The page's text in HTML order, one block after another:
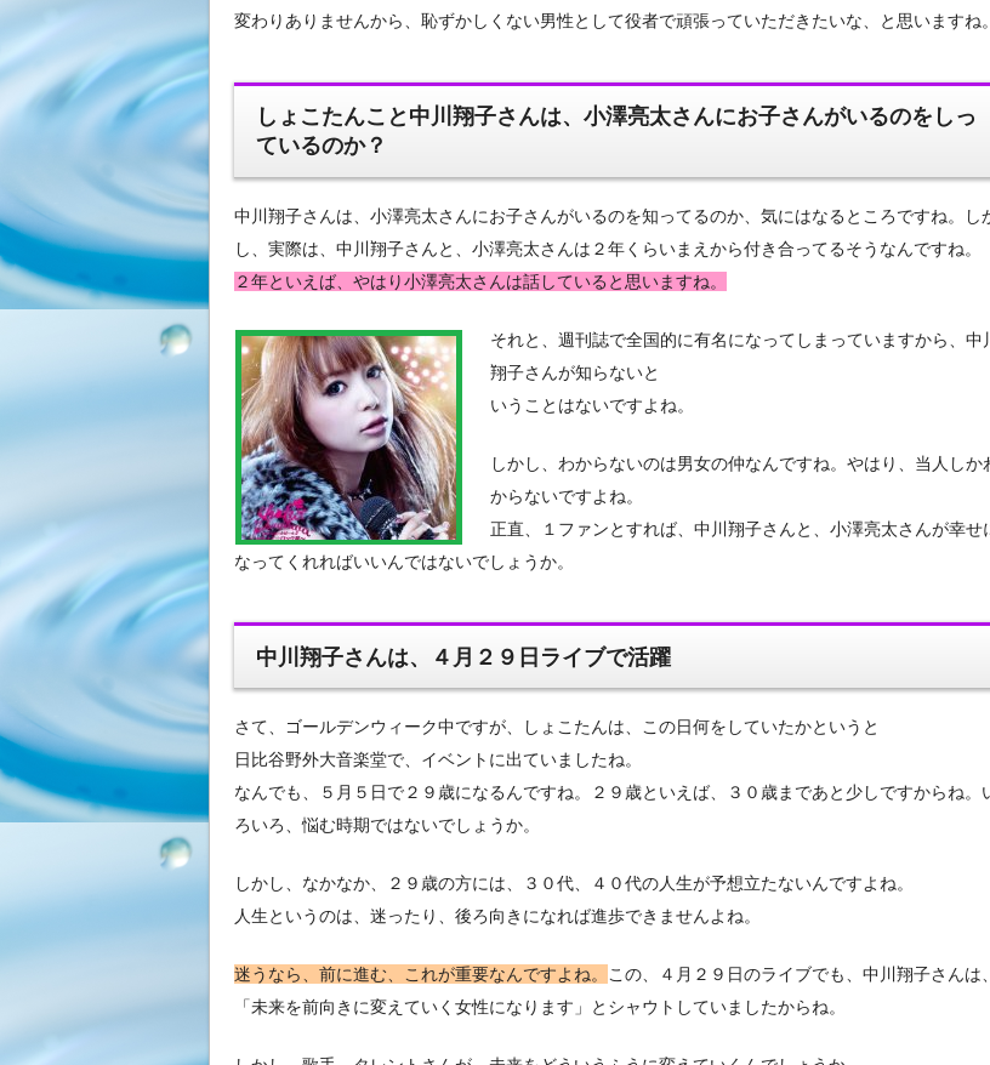
変わりありませんから、恥ずかしくない男性として役者で頑張っていただきたいな、と思いますね。
しょこたんこと中川翔子さんは、小澤亮太さんにお子さんがいるのをしっ
ているのか？
中川翔子さんは、小澤亮太さんにお子さんがいるのを知ってるのか、気にはなるところですね。し
し、実際は、中川翔子さんと、小澤亮太さんは２年くらいまえから付き合ってるそうなんですね。
２年といえば、やはり小澤亮太さんは話していると思いますね。
それと、週刊誌で全国的に有名になってしまっていますから、中
翔子さんが知らないと
いうことはないですよね。
しかし、わからないのは男女の仲なんですね。やはり、当人しか
からないですよね。
正直、１ファンとすれば、中川翔子さんと、小澤亮太さんが幸せ
なってくれればいいんではないでしょうか。
中川翔子さんは、４月２９日ライブで活躍
さて、ゴールデンウィーク中ですが、しょこたんは、この日何をしていたかというと
日比谷野外大音楽堂で、イベントに出ていましたね。
なんでも、５月５日で２９歳になるんですね。２９歳といえば、３０歳まであと少しですからね。
ろいろ、悩む時期ではないでしょうか。
しかし、なかなか、２９歳の方には、３０代、４０代の人生が予想立たないんですよね。
人生というのは、迷ったり、後ろ向きになれば進歩できませんよね。
迷うなら、前に進む、これが重要なんですよね。 この、４月２９日のライブでも、中川翔子さんは、
「未来を前向きに変えていく女性になります」とシャウトしていましたからね。